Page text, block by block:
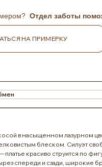
Отдел заботы
НА ПРИМЕРКУ
в насыщенном лазурном
блеском. Силуэт
красиво струится по
спереди и сзади, широкие